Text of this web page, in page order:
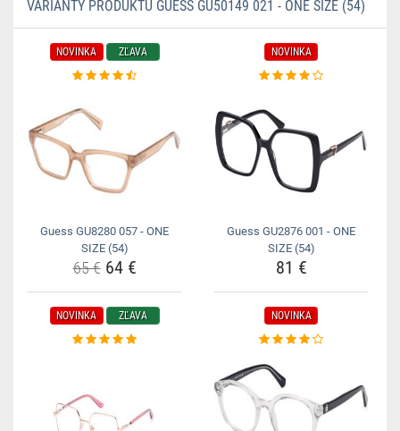
VARIANTY PRODUKTU GUESS GU50149 021 - ONE SIZE (54)
NOVINKA ZĽAVA
Guess GU8280 057 - ONE
SIZE (54)
65 €64 €
NOVINKA
Guess GU2876 001 - ONE
SIZE (54)
81 €
NOVINKA ZĽAVA NOVINKA